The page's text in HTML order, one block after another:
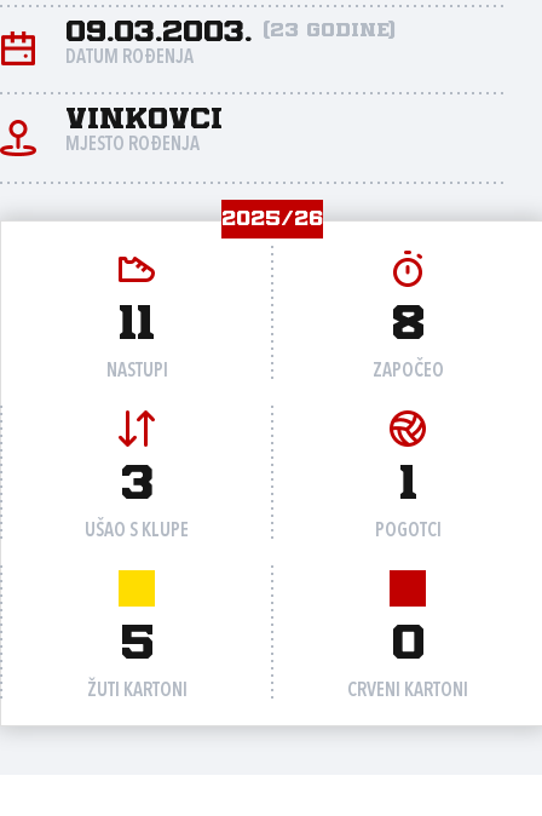
09.03.2003. (23 godine)
DATUM ROĐENJA
Vinkovci
MJESTO ROĐENJA
2025/26
11
NASTUPI
8
ZAPOČEO
3
UŠAO S KLUPE
1
POGOTCI
5
ŽUTI KARTONI
0
CRVENI KARTONI